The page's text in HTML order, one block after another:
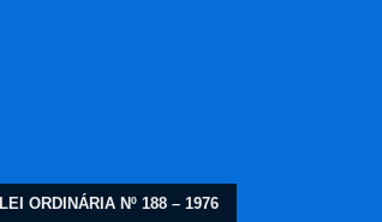
LEI ORDINÁRIA Nº 188 – 1976